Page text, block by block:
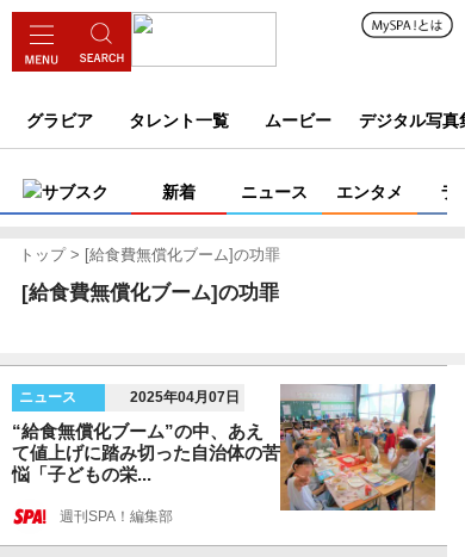
グラビア タレント一覧 ムービー デジタル写真集
サブスク 新着 ニュース エンタメ ラ
トップ [給食費無償化ブーム]の功罪
[給食費無償化ブーム]の功罪
ニュース 2025年04月07日
“給食無償化ブーム”の中、あえ
て値上げに踏み切った自治体の苦
悩「子どもの栄...
週刊SPA！編集部